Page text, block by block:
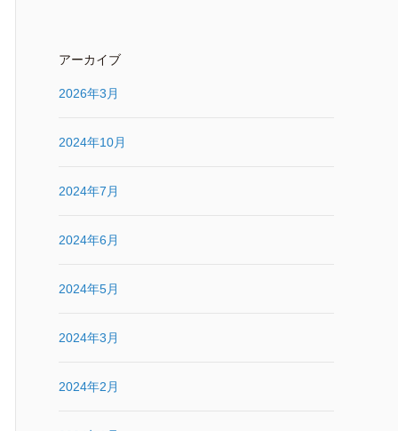
アーカイブ
2026年3月
2024年10月
2024年7月
2024年6月
2024年5月
2024年3月
2024年2月